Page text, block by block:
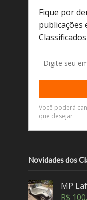
Novidades dos
MP
R$